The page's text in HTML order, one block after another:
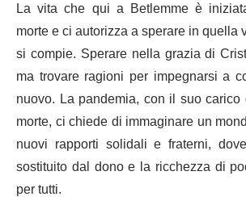
La vita che qui a Betlemme è
morte e ci autorizza a sperare in quella
si compie. Sperare nella grazia di
ma trovare ragioni per impegnarsi a
nuovo. La pandemia, con il suo
morte, ci chiede di immaginare un
nuovi rapporti solidali e fraterni,
sostituito dal dono e la ricchezza di
per tutti.